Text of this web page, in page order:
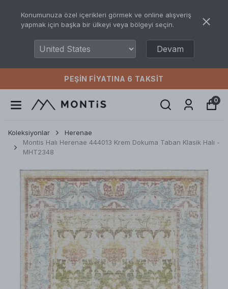
Konumunuza özel içerikleri görmek ve online alışveriş
yapmak için başka bir ülkeyi veya bölgeyi seçin.
Devam
PEŞIN FIYATINA 6 TAKSIT
0
Koleksiyonlar
Herenae
Montis Halı Herenae 444013 Krem Dokuma Taban Klasik Halı -
MHT2348